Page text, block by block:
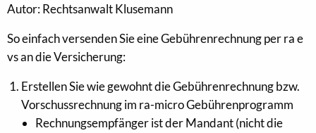
Autor: Rechtsanwalt Klusemann
So einfach versenden Sie eine Gebührenrechnung per ra e
vs an die Versicherung:
Erstellen Sie wie gewohnt die Gebührenrechnung bzw.
Vorschussrechnung im ra-micro Gebührenprogramm
Rechnungsempfänger ist der Mandant (nicht die